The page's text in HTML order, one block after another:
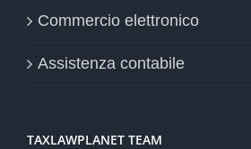
Commercio elettronico
Assistenza contabile
TAXLAWPLANET TEAM